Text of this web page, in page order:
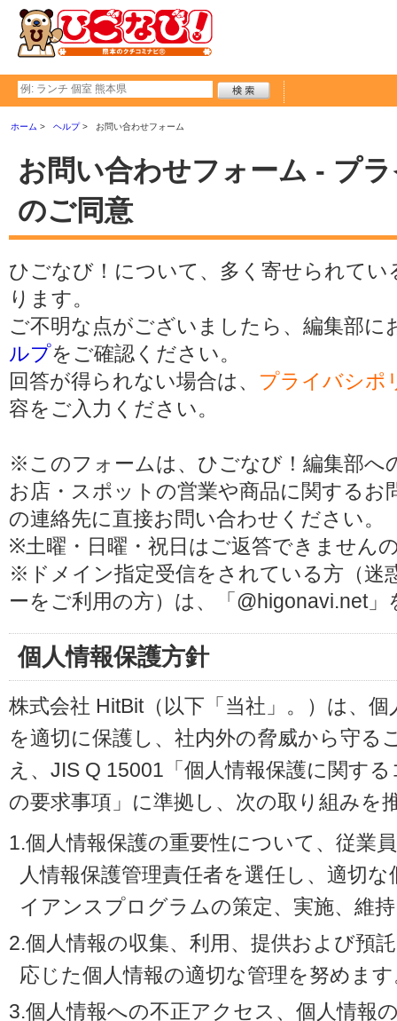
ホーム ヘルプ お問い合わせフォーム
お問い合わせフォーム - プ
のご同意
ひごなび！について、多く寄せられてい
ります。
ご不明な点がございましたら、編集部
ルプをご確認ください。
回答が得られない場合は、 プライバシポ
容をご入力ください。
※このフォームは、ひごなび！編集部へ
お店・スポットの営業や商品に関する
の連絡先に直接お問い合わせください。
※土曜・日曜・祝日はご返答できません
※ドメイン指定受信をされている方（迷
ーをご利用の方）は、「@higonavi.net
個人情報保護方針
株式会社 HitBit（以下「当社」。）は、
を適切に保護し、社内外の脅威から守る
え、JIS Q 15001「個人情報保護に関す
の要求事項」に準拠し、次の取り組みを
1.個人情報保護の重要性について、従業
人情報保護管理責任者を選任し、適切
イアンスプログラムの策定、実施、維
2.個人情報の収集、利用、提供および預
応じた個人情報の適切な管理を努めま
3.個人情報への不正アクセス、個人情報